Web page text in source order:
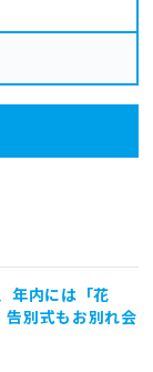
年内には「花
別式もお別れ会